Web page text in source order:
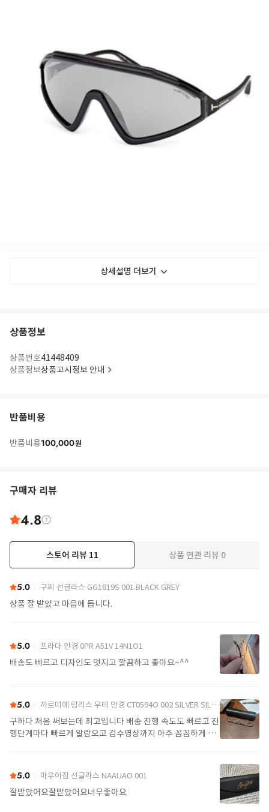
상세설명 더보기
상품정보
상품번호41448409
상품정보상품고시정보 안내
반품비용
반품비용100,000원
구매자 리뷰
4.8
스토어 리뷰 11 상품 연관 리뷰 0
5.0 구찌 선글라스 GG1819S 001 BLACK GREY
상품 잘 받았고 마음에 듭니다.
5.0 프라다 안경 0PR A51V 14N1O1
배송도 빠르고 디자인도 멋지고 깔끔하고 좋아요~^^
5.0 까르띠에 림리스 무테 안경 CT0594O 002 SILVER SILVER TRANSPARENT
구하다 처음 써보는데 최고입니다 배송 진행 속도도 빠르고 진
행단계마다 빠르게 알람오고 검수영상까지 아주 꼼꼼하게 찍
5.0 마우이짐 선글라스 NAAUAO 001
잘받았어요잘받았어요너무좋아요